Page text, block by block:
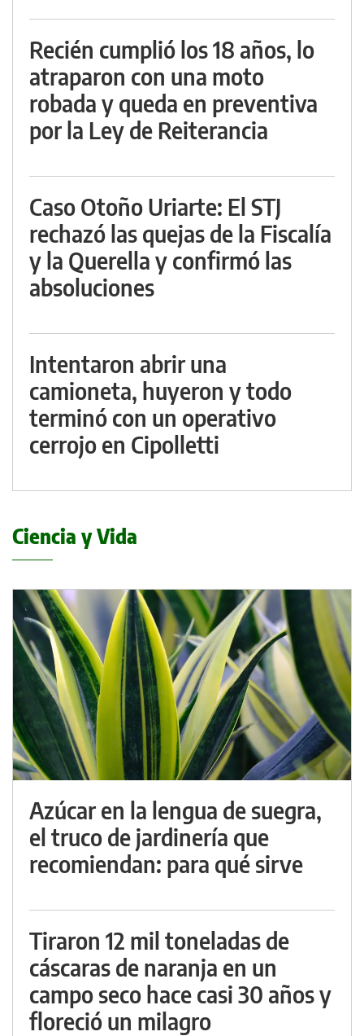
Recién cumplió los 18 años, lo
atraparon con una moto
robada y queda en preventiva
por la Ley de Reiterancia
Caso Otoño Uriarte: El STJ
rechazó las quejas de la Fiscalía
y la Querella y confirmó las
absoluciones
Intentaron abrir una
camioneta, huyeron y todo
terminó con un operativo
cerrojo en Cipolletti
Ciencia y Vida
Azúcar en la lengua de suegra,
el truco de jardinería que
recomiendan: para qué sirve
Tiraron 12 mil toneladas de
cáscaras de naranja en un
campo seco hace casi 30 años y
floreció un milagro